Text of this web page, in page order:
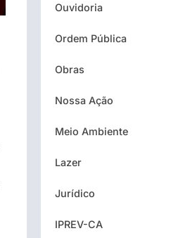
Ouvidoria
Ordem Pública
Obras
Nossa Ação
Meio Ambiente
Lazer
Jurídico
IPREV-CA